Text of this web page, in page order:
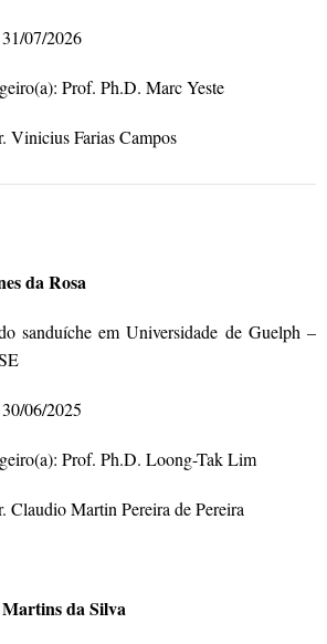
07/2026
Prof. Ph.D. Marc Yeste
Vinicius Farias Campos
da Rosa
sanduíche em Universidade de Guelph –
06/2025
Prof. Ph.D. Loong-Tak Lim
Claudio Martin Pereira de Pereira
da Silva